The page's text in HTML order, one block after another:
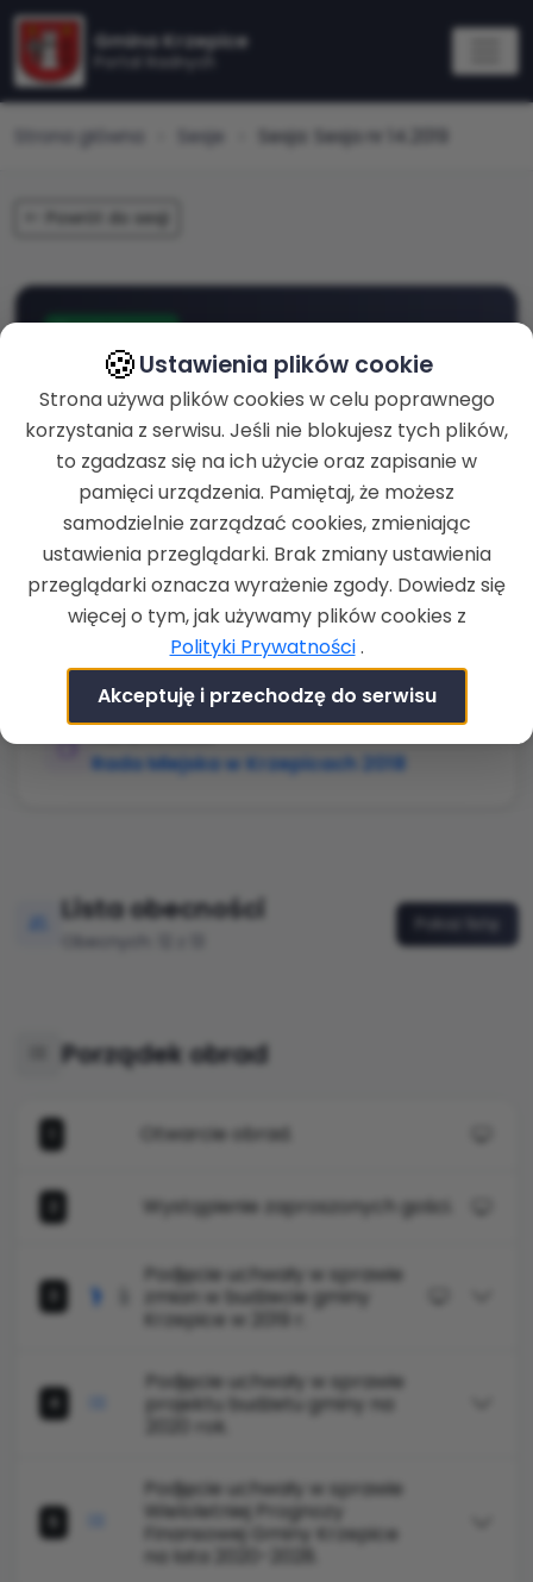
Gmina Krzepice
Strona główna Sesje Sesja: Sesja nr 14.2019
Powrót do sesji
Sesja nr 14.2019
ROZPOCZĘCIE
30-12-2019 g. 09:06
ZAKOŃCZENIE
30-12-2019 g. 12:59
LOKALIZACJA
Urząd Miejski w Krzepicach,
Częstochowska 13, 42-160 Krzepice, sala:
Sala posiedzeń
Rada Miejska w Krzepicach 2018
Lista obecności Pokaż listę
Porządek obrad
Otwarcie obrad.
Wystąpienie zaproszonych gości.
Podjęcie uchwały w sprawie
zmian w budżecie gminy
Krzepice w 2019 r.
Podjęcie uchwały w sprawie
projektu budżetu gminy na
2020 rok.
Podjęcie uchwały w sprawie
Wieloletniej Prognozy
Finansowej Gminy Krzepice
na lata 2020-2028.
🍪Ustawienia plików cookie
Strona używa plików cookies w celu poprawnego
korzystania z serwisu. Jeśli nie blokujesz tych plików,
to zgadzasz się na ich użycie oraz zapisanie w
pamięci urządzenia. Pamiętaj, że możesz
samodzielnie zarządzać cookies, zmieniając
ustawienia przeglądarki. Brak zmiany ustawienia
przeglądarki oznacza wyrażenie zgody. Dowiedz się
więcej o tym, jak używamy plików cookies z
Polityki Prywatności.
Akceptuję i przechodzę do serwisu